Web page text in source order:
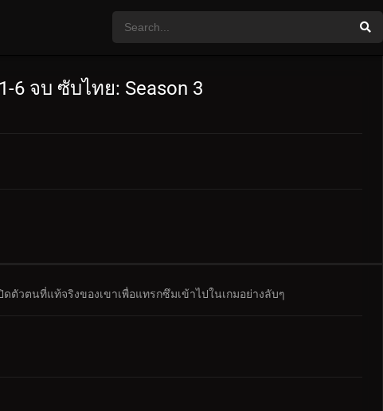
6 จบ ซับไทย: Season 3
ตัวตนที่แท้จริงของเขาเพื่อแทรกซึมเข้าไปในเกมอย่างลับๆ